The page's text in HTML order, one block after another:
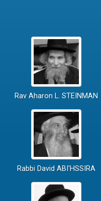
Rav Aharon L. STEINMAN
Rabbi David ABI'HSSIRA